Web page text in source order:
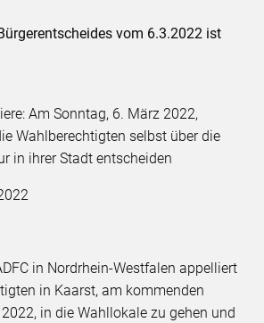
vom 6.3.2022 ist
Am Sonntag, 6. März 2022,
Wahlberechtigten selbst über die
in ihrer Stadt entscheiden
in Nordrhein-Westfalen appelliert
in Kaarst, am kommenden
in die Wahllokale zu gehen und